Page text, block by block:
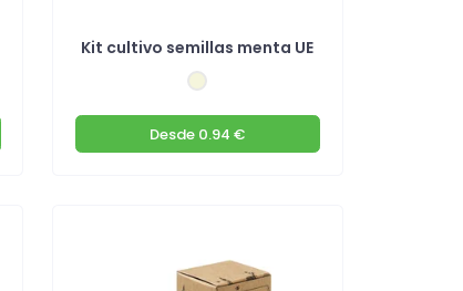
Kit cultivo semillas menta UE
Desde 0.94 €